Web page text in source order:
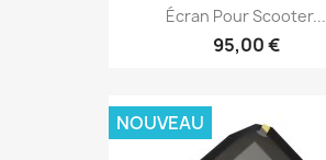
Écran Pour Scooter...
95,00 €
NOUVEAU